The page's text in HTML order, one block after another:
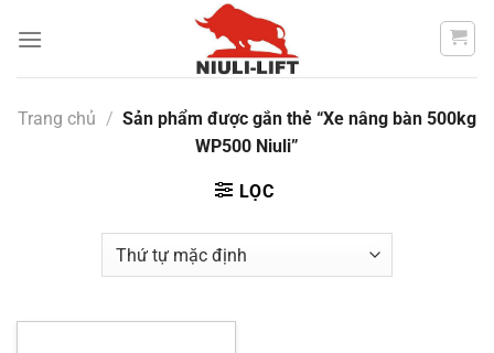
đến
Trang chủ / Sản phẩm được gắn thẻ “Xe nâng bàn 500kg
WP500 Niuli”
LỌC